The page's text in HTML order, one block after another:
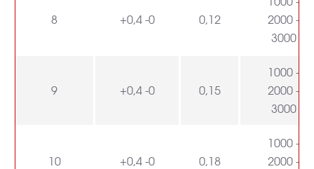
8 +0,4 -0 0,12
2000 -
3000
9 +0,4 -0 0,15
1000 -
2000 -
3000
10 +0,4 -0 0,18
1000 -
2000 -